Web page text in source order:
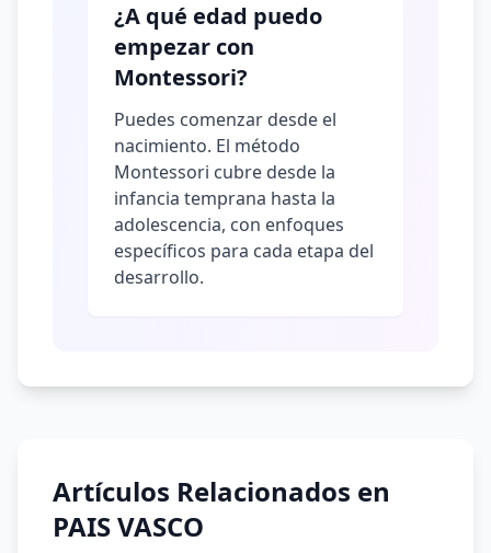
¿A qué edad puedo
empezar con
Montessori?
Puedes comenzar desde el
nacimiento. El método
Montessori cubre desde la
infancia temprana hasta la
adolescencia, con enfoques
específicos para cada etapa del
desarrollo.
Artículos Relacionados en
PAIS VASCO